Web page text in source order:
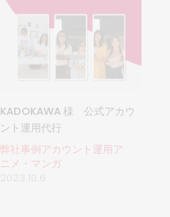
KADOKAWA 様 公式アカウ
ント運用代行
弊社事例アカウント運用ア
ニメ・マンガ